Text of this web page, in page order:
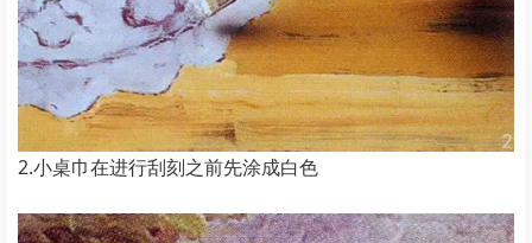
2.小桌巾在进行刮刻之前先涂成白色